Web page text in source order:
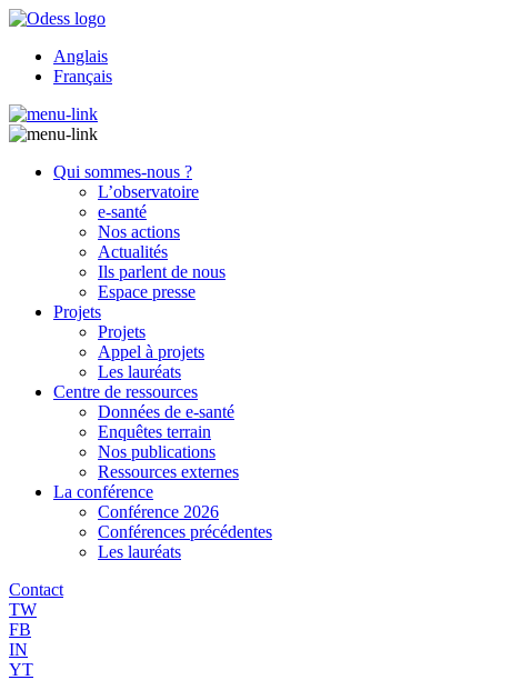
Anglais
Français
Qui sommes-nous ?
L’observatoire
e-santé
Nos actions
Actualités
Ils parlent de nous
Espace presse
Projets
Projets
Appel à projets
Les lauréats
Centre de ressources
Données de e-santé
Enquêtes terrain
Nos publications
Ressources externes
La conférence
Conférence 2026
Conférences précédentes
Les lauréats
Contact
TW
FB
IN
YT